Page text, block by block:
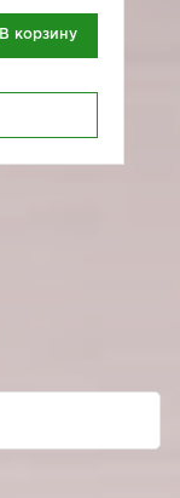
В корзину